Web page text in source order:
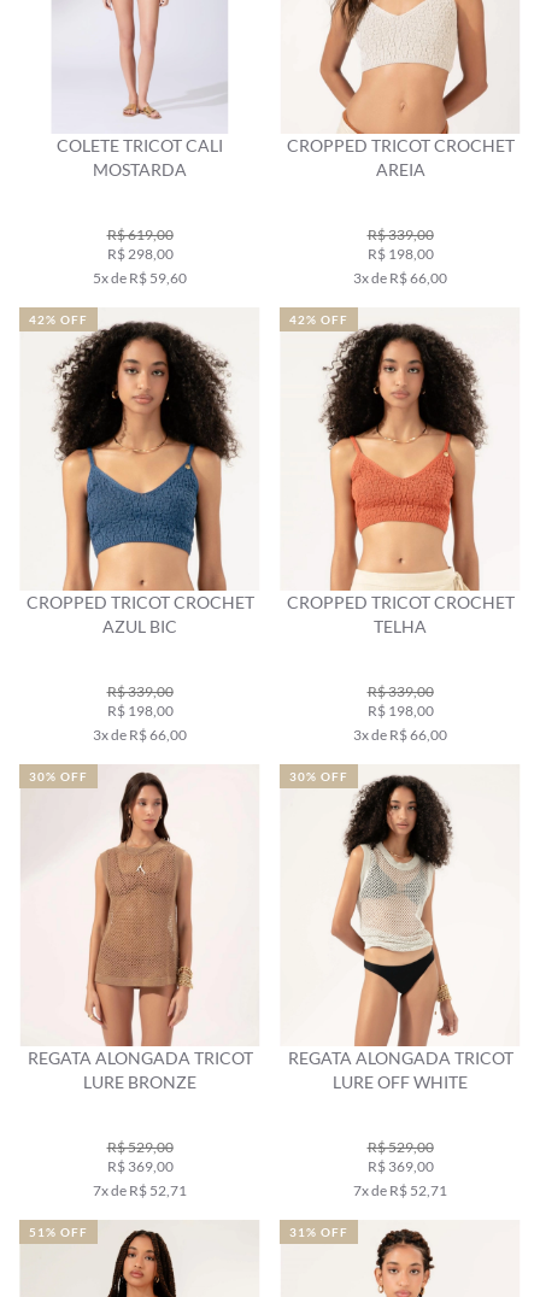
COLETE TRICOT CALI
MOSTARDA
R$ 619,00
R$ 298,00
5x de R$ 59,60
CROPPED TRICOT CROCHET
AREIA
R$ 339,00
R$ 198,00
3x de R$ 66,00
CROPPED TRICOT CROCHET
AZUL BIC
R$ 339,00
R$ 198,00
3x de R$ 66,00
42% OFF
CROPPED TRICOT CROCHET
TELHA
R$ 339,00
R$ 198,00
3x de R$ 66,00
42% OFF
REGATA ALONGADA TRICOT
LURE BRONZE
R$ 529,00
R$ 369,00
7x de R$ 52,71
30% OFF
REGATA ALONGADA TRICOT
LURE OFF WHITE
R$ 529,00
R$ 369,00
7x de R$ 52,71
30% OFF
51% OFF 31% OFF